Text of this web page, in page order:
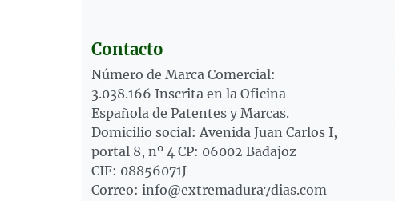
Contacto
Número de Marca Comercial:
3.038.166 Inscrita en la Oficina
Española de Patentes y Marcas.
Domicilio social: Avenida Juan Carlos I,
portal 8, nº 4 CP: 06002 Badajoz
CIF: 08856071J
Correo: info@extremadura7dias.com